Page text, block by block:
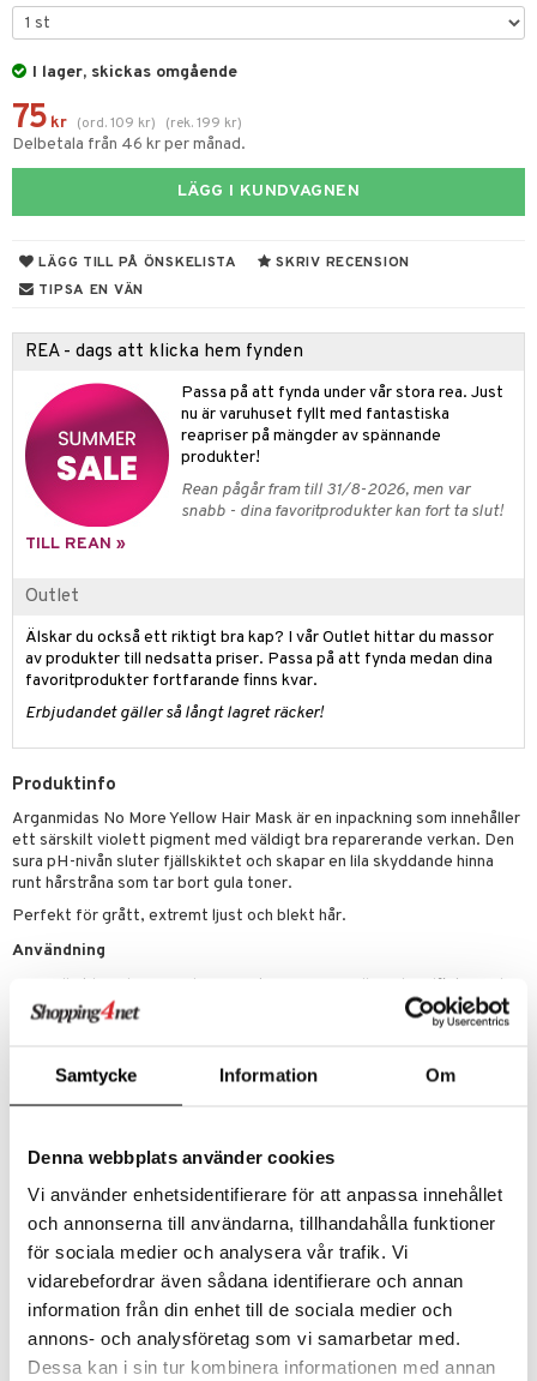
Samtycke Information Om
Denna webbplats använder cookies
Vi använder enhetsidentifierare för att anpassa innehållet
och annonserna till användarna, tillhandahålla funktioner
för sociala medier och analysera vår trafik. Vi
vidarebefordrar även sådana identifierare och annan
information från din enhet till de sociala medier och
annons- och analysföretag som vi samarbetar med.
Dessa kan i sin tur kombinera informationen med annan
I lager, skickas omgående
75 kr (ord.109 kr) (rek.199 kr)
Delbetala från 46 kr per månad.
LÄGG I KUNDVAGNEN
LÄGG TILL PÅ ÖNSKELISTA
SKRIV RECENSION
TIPSA EN VÄN
REA - dags att klicka hem fynden
Passa på att fynda under vår stora rea. Just
nu är varuhuset fyllt med fantastiska
reapriser på mängder av spännande
produkter!
Rean pågår fram till 31/8-2026, men var
snabb - dina favoritprodukter kan fort ta slut!
TILL REAN »
Outlet
Älskar du också ett riktigt bra kap? I vår Outlet hittar du massor
av produkter till nedsatta priser. Passa på att fynda medan dina
favoritprodukter fortfarande finns kvar.
Erbjudandet gäller så långt lagret räcker!
Produktinfo
Arganmidas No More Yellow Hair Mask är en inpackning som innehåller
ett särskilt violett pigment med väldigt bra reparerande verkan. Den
sura pH-nivån sluter fjällskiktet och skapar en lila skyddande hinna
runt hårstråna som tar bort gula toner.
Perfekt för grått, extremt ljust och blekt hår.
Användning
Häll ut lämplig mängd av inpackningen No Yellow i handflatan och
applicera jämnt i håret.
Skölj med rent vatten.
Ingredienser
GLYCERIN, HYDROXYETHYLCELLULOSE, CETEARYL ALCOHOL,
METHOXYAMODIMETHICONE/ SILSESQUIOXANECOPOLYMER,
BIS(C13-15 ALKOXY)PG-AMODIMETHICONE, DIMETHICONOL,
PARFUM, CHLORPHENESIN, BENZYL ALCOHOL,
PHENOXYETHANOL, CI 60730
Artikelnr
CAM17-E3-300-XX-XX
Gelé
hy
hy
hy
makeup remover
utan sol
& Highlighter
Dagcreme
utan sol
Set
& Baby
spray
& Rumsdoft
produkter
utan sol
& Mustasch
utan sol
& tvål
shave balm
de cologne
de toilette
1: Rengöring
och kroppsvård
och läppvård
up penslar
Elixir
Happy
Happy For Men
till män
och skydd
och rengöring
svar